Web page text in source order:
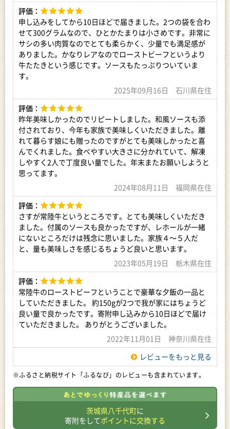
【賞味期限】
冷凍状態で製造日から1年。冷蔵庫で解凍後７日間。
賞味期限180日以上あるものを発送します。（-18℃以下で保
存）
※賞味期限の詳細は包装に記載あり
【商品提供】
I・H-Suzuran
評価：
申し込みをしてから10日ほどで届きました。2つの袋を合わ
せて300グラムなので、ひとかたまりは小さめです。非常に
サシの多い肉質なのでとても柔らかく、少量でも満足感が
ありました。かなりレアなのでローストビーフというより
牛たたきという感じです。ソースもたっぷりついていま
す。
2025年09月16日 石川県在住
評価：
昨年美味しかったのでリピートしました。和風ソースも添
付されており、今年も家族で美味しくいただきました。離
れて暮らす娘にも贈ったのですがとても美味しかったと喜
んでくれました。食べやすい大きさに分かれていて、解凍
しやすく2人で丁度良い量でした。年末またお願いしようと
思ってます。
2024年08月11日 福岡県在住
評価：
さすが常陸牛というところです。とても美味しくいただき
ました。付属のソースも良かったですが、レホールが一緒
にないところだけは残念に思いました。家族４～５人だ
と、量も美味しさを感じるちょうど良いと思います。
2023年05月19日 栃木県在住
評価：
常陸牛のローストビーフということで豪華な夕飯の一品と
していただきました。 約150gが2つで我が家にはちょうど
良い量で良かったです。寄附申し込みから10日ほどで届け
ていただきました。 ありがとうございました。
2022年11月01日 神奈川県在住
レビューをもっと見る
※ふるさと納税サイト「ふるなび」のレビューも含まれています。
茨城県八千代町に
寄附をしてポイントに交換する